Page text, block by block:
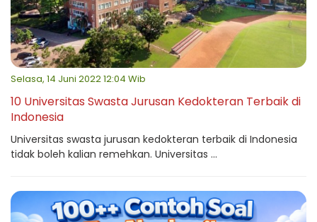
Selasa, 14 Juni 2022 12:04 Wib
10 Universitas Swasta Jurusan Kedokteran Terbaik di
Indonesia
Universitas swasta jurusan kedokteran terbaik di Indonesia
tidak boleh kalian remehkan. Universitas ...